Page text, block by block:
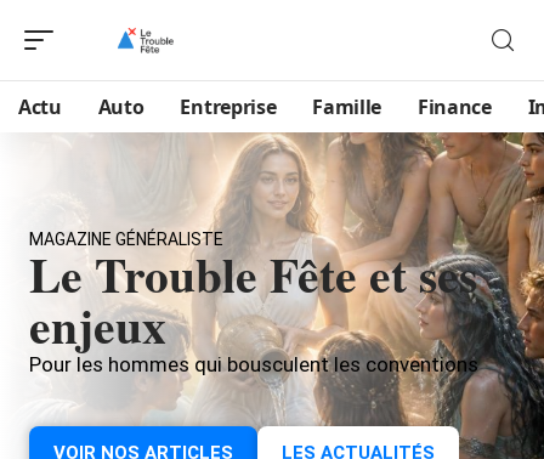
Actu Auto Entreprise Famille Finance
MAGAZINE GÉNÉRALISTE
Le Trouble Fête et ses
enjeux
Pour les hommes qui bousculent les conventions
VOIR NOS ARTICLES LES ACTUALITÉS